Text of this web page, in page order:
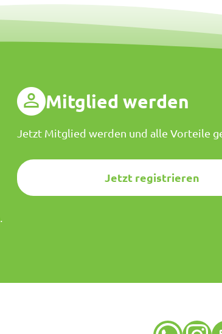
Mitglied werden
Jetzt Mitglied werden und alle Vorteile
Jetzt registrieren